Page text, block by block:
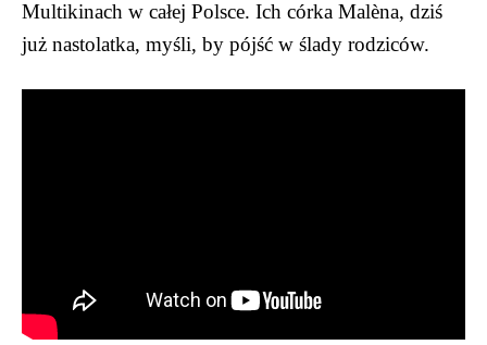
Multikinach w całej Polsce. Ich córka Malèna, dziś
już nastolatka, myśli, by pójść w ślady rodziców.